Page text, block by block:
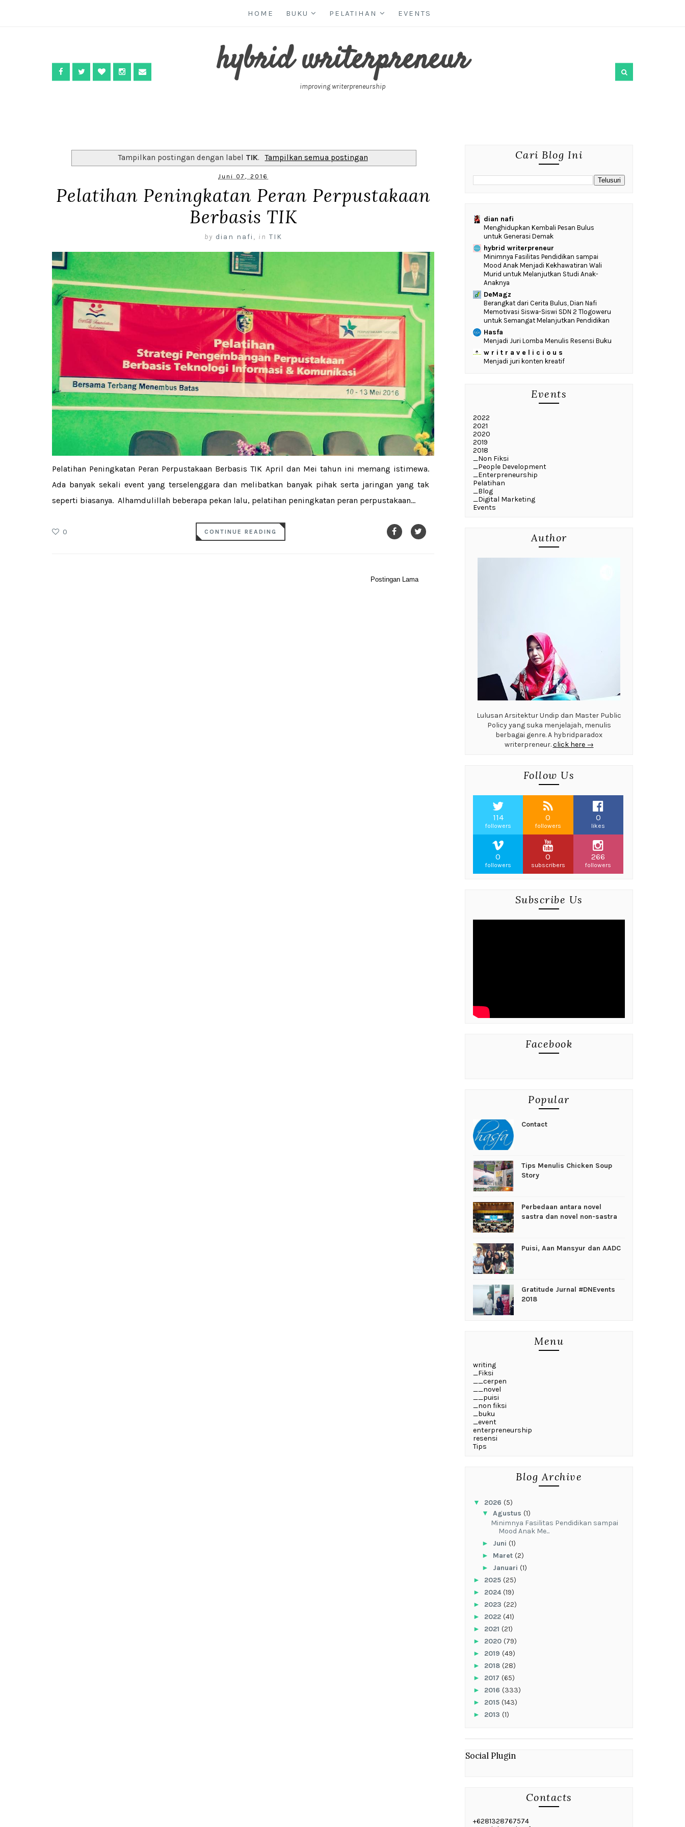
HOME BUKU PELATIHAN EVENTS
hybrid writerpreneur
improving writerpreneurship
Tampilkan postingan dengan label TIK. Tampilkan semua postingan
Juni 07, 2016
Pelatihan Peningkatan Peran Perpustakaan
Berbasis TIK
by dian nafi , in TIK
Pelatihan Peningkatan Peran Perpustakaan Berbasis TIK April dan Mei tahun ini memang istimewa.
Ada banyak sekali event yang terselenggara dan melibatkan banyak pihak serta jaringan yang tak
seperti biasanya. Alhamdulillah beberapa pekan lalu, pelatihan peningkatan peran perpustakaan...
0 CONTINUE READING
Postingan Lama
Cari Blog Ini
dian nafi
Menghidupkan Kembali Pesan Bulus
untuk Generasi Demak
hybrid writerpreneur
‎Minimnya Fasilitas Pendidikan sampai
Mood Anak Menjadi Kekhawatiran Wali
Murid untuk Melanjutkan Studi Anak-
Anaknya
DeMagz
‎Berangkat dari Cerita Bulus, Dian Nafi
Memotivasi Siswa-Siswi SDN 2 Tlogoweru
untuk Semangat Melanjutkan Pendidikan
Hasfa
Menjadi Juri Lomba Menulis Resensi Buku
w r i t r a v e l i c i o u s
Menjadi juri konten kreatif
Events
2022
2021
2020
2019
2018
_Non Fiksi
_People Development
_Enterpreneurship
Pelatihan
_Blog
_Digital Marketing
Events
Author
Lulusan Arsitektur Undip dan Master Public
Policy yang suka menjelajah, menulis
berbagai genre. A hybridparadox
writerpreneur.click here →
Follow Us
114
followers
0
followers
0
likes
0
followers
0
subscribers
266
followers
Subscribe Us
Facebook
Popular
Contact
Tips Menulis Chicken Soup
Story
Perbedaan antara novel
sastra dan novel non-sastra
Puisi, Aan Mansyur dan AADC
Gratitude Jurnal #DNEvents
2018
Menu
writing
_Fiksi
__cerpen
__novel
__puisi
_non fiksi
_buku
_event
enterpreneurship
resensi
Tips
Blog Archive
▼ 2026 (5)
▼ Agustus (1)
‎Minimnya Fasilitas Pendidikan sampai
Mood Anak Me...
► Juni (1)
► Maret (2)
► Januari (1)
► 2025 (25)
► 2024(19)
► 2023 (22)
► 2022 (41)
► 2021 (21)
► 2020 (79)
► 2019 (49)
► 2018 (28)
► 2017 (65)
► 2016 (333)
► 2015 (143)
► 2013 (1)
Social Plugin
Contacts
+6281328767574